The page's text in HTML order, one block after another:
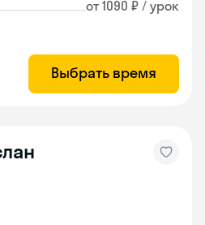
от 1090 ₽ / урок
Выбрать время